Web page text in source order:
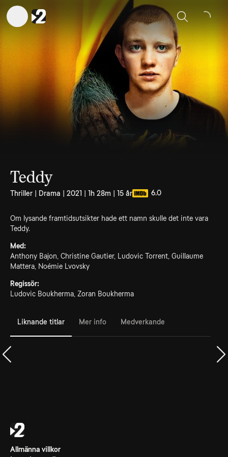
Sök
Teddy
Thriller | Drama | 2021 | 1h 28m | 15 år 6.0
Om lysande framtidsutsikter hade ett namn skulle det inte vara
Teddy.
Med:
Anthony Bajon, Christine Gautier, Ludovic Torrent, Guillaume
Mattera, Noémie Lvovsky
Regissör:
Ludovic Boukherma, Zoran Boukherma
Liknande titlar Mer info Medverkande
Allmänna villkor